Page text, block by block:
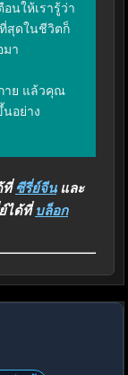
นให้เรารู้ว่า
สุดในชีวิตก็
มา
าย แล้วคุณ
อย่าง
ที่ซีรี่ย์จีนและ
ได้ที่ บล็อก